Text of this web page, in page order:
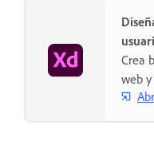
Crea
web